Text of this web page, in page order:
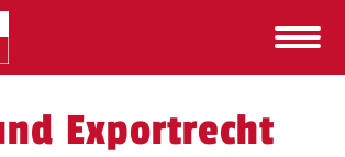
Exportrecht